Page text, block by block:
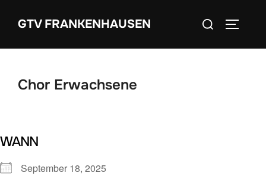
InhaltGTV FRANKENHAUSEN
Suchen
Chor Erwachsene
WANN
September 18, 2025